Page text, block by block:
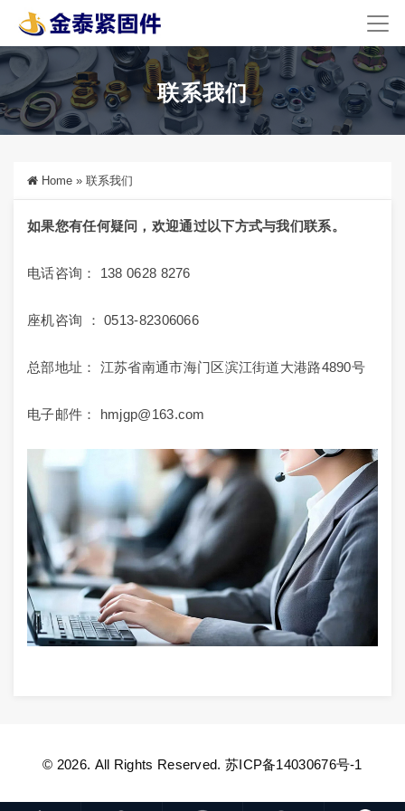
联系我们
Home » 联系我们
如果您有任何疑问，欢迎通过以下方式与我们联系。
电话咨询： 138 0628 8276
座机咨询 ： 0513-82306066
总部地址： 江苏省南通市海门区滨江街道大港路4890号
电子邮件： hmjgp@163.com
© 2026. All Rights Reserved. 苏ICP备14030676号-1